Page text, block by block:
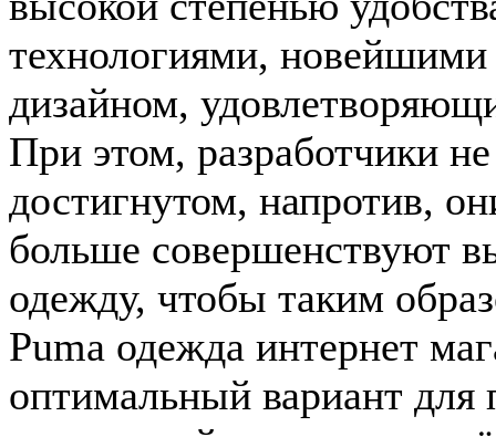
технологиями,
дизайном,
При этом, разработчики
достигнутом, напротив,
больше совершенствуют
одежду, чтобы таким
Puma одежда интернет
оптимальный вариант для